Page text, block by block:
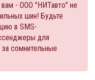
- ООО "НИТавто" не
шин! Будьте
в SMS-
для
сомнительные